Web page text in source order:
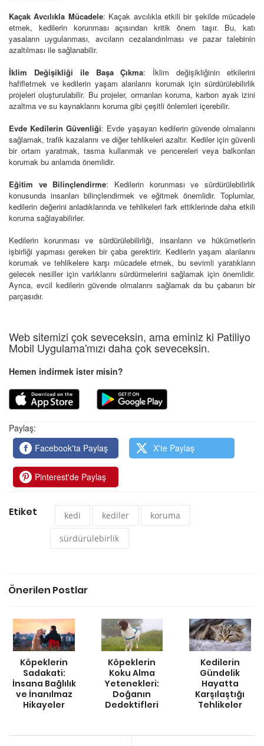
Kaçak Avcılıkla Mücadele: Kaçak avcılıkla etkili bir şekilde mücadele
etmek, kedilerin korunması açısından kritik önem taşır. Bu, katı
yasaların uygulanması, avcıların cezalandırılması ve pazar talebinin
azaltılması ile sağlanabilir.
İklim Değişikliği ile Başa Çıkma: İklim değişikliğinin etkilerini
hafifletmek ve kedilerin yaşam alanlarını korumak için sürdürülebilirlik
projeleri oluşturulabilir. Bu projeler, ormanları koruma, karbon ayak izini
azaltma ve su kaynaklarını koruma gibi çeşitli önlemleri içerebilir.
Evde Kedilerin Güvenliği: Evde yaşayan kedilerin güvende olmalarını
sağlamak, trafik kazalarını ve diğer tehlikeleri azaltır. Kediler için güvenli
bir ortam yaratmak, tasma kullanmak ve pencereleri veya balkonları
korumak bu anlamda önemlidir.
Eğitim ve Bilinçlendirme: Kedilerin korunması ve sürdürülebilirlik
konusunda insanları bilinçlendirmek ve eğitmek önemlidir. Toplumlar,
kedilerin değerini anladıklarında ve tehlikeleri fark ettiklerinde daha etkili
koruma sağlayabilirler.
Kedilerin korunması ve sürdürülebilirliği, insanların ve hükümetlerin
işbirliği yapması gereken bir çaba gerektirir. Kedilerin yaşam alanlarını
korumak ve tehlikelere karşı mücadele etmek, bu sevimli yaratıkların
gelecek nesiller için varlıklarını sürdürmelerini sağlamak için önemlidir.
Ayrıca, evcil kedilerin güvende olmalarını sağlamak da bu çabanın bir
parçasıdır.
Web sitemizi çok seveceksin, ama eminiz ki Patiliyo
Mobil Uygulama'mızı daha çok seveceksin.
Hemen indirmek ister misin?
Paylaş:
Facebook'ta Paylaş
X'te Paylaş
Pinterest'de Paylaş
Etiket kedi kediler koruma
sürdürülebirlik
Önerilen Postlar
Köpeklerin
Sadakati:
İnsana Bağlılık
ve İnanılmaz
Hikayeler
Köpeklerin
Koku Alma
Yetenekleri:
Doğanın
Dedektifleri
Kedilerin
Gündelik
Hayatta
Karşılaştığı
Tehlikeler